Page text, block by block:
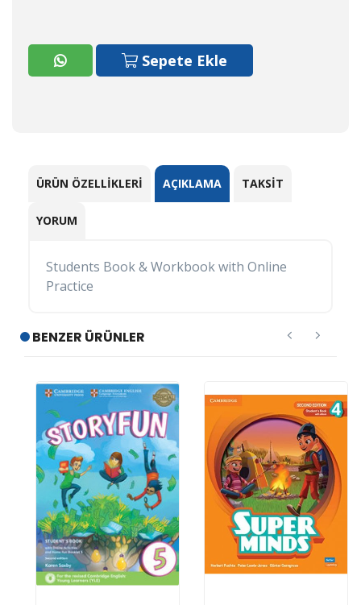
Sepete Ekle
ÜRÜN ÖZELLIKLERI AÇIKLAMA TAKSIT
YORUM
Students Book & Workbook with Online
Practice
BENZER ÜRÜNLER